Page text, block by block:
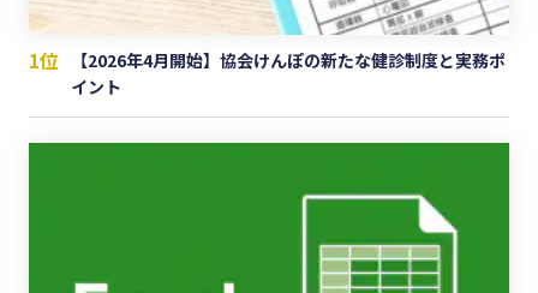
1位
【2026年4月開始】協会けんぽの新たな健診制度と実務ポ
イント